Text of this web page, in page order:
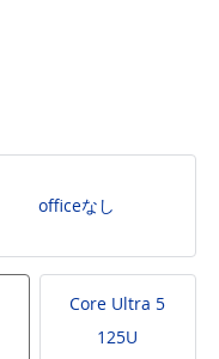
officeなし
Core Ultra 5
125U